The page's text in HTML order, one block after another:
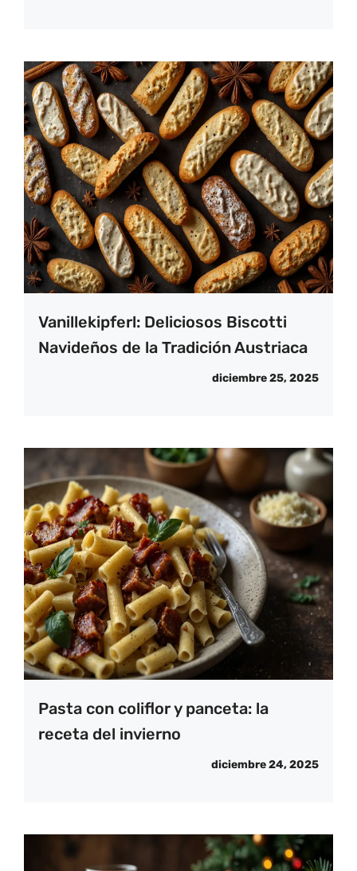
Vanillekipferl: Deliciosos Biscotti
Navideños de la Tradición Austriaca
diciembre 25, 2025
Pasta con coliflor y panceta: la
receta del invierno
diciembre 24, 2025